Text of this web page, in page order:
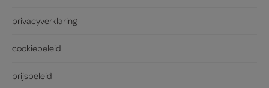
privacyverklaring
cookiebeleid
prijsbeleid